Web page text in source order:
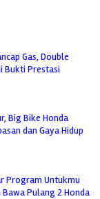
Gas, Double
Bukti Prestasi
Big Bike Honda
dan Gaya Hidup
Program Untukmu
Pulang 2 Honda